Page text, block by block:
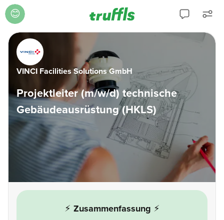
😊
Projektleiter (m/w/d) technische
Gebäudeausrüstung (HKLS)
VINCI Facilities Solutions GmbH
⚡ Zusammenfassung ⚡